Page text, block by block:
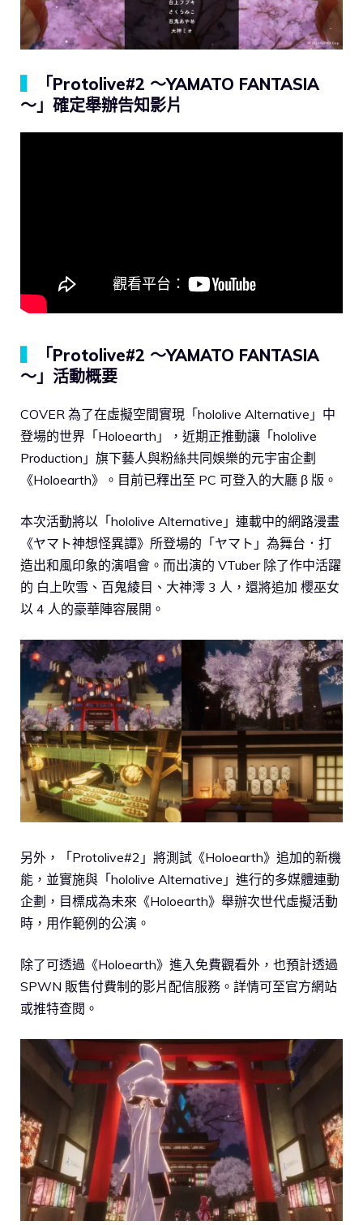
「Protolive#2 ～YAMATO FANTASIA
～」確定舉辦告知影片
「Protolive#2 ～YAMATO FANTASIA
～」活動概要
COVER 為了在虛擬空間實現「hololive Alternative」中
登場的世界「Holoearth」，近期正推動讓「hololive
Production」旗下藝人與粉絲共同娛樂的元宇宙企劃
《Holoearth》。目前已釋出至 PC 可登入的大廳 β 版。
本次活動將以「hololive Alternative」連載中的網路漫畫
《ヤマト神想怪異譚》所登場的「ヤマト」為舞台．打
造出和風印象的演唱會。而出演的 VTuber 除了作中活躍
的 白上吹雪、百鬼綾目、大神澪 3 人，還將追加 櫻巫女
以 4 人的豪華陣容展開。
另外，「Protolive#2」將測試《Holoearth》追加的新機
能，並實施與「hololive Alternative」進行的多媒體連動
企劃，目標成為未來《Holoearth》舉辦次世代虛擬活動
時，用作範例的公演。
除了可透過《Holoearth》進入免費觀看外，也預計透過
SPWN 販售付費制的影片配信服務。詳情可至官方網站
或推特查閱。